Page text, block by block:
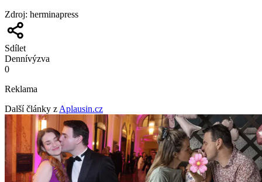
Zdroj: herminapress
Sdílet
Dennívýzva
0
Reklama
Další články z Aplausin.cz